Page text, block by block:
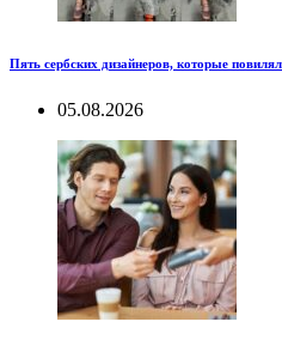
Пять сербских дизайнеров, которые
05.08.2026